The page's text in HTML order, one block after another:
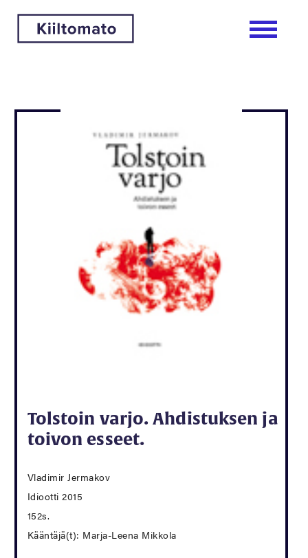
Tolstoin varjo. Ahdistuksen ja
toivon esseet.
Vladimir Jermakov
Idiootti 2015
152s.
Kääntäjä(t): Marja-Leena Mikkola